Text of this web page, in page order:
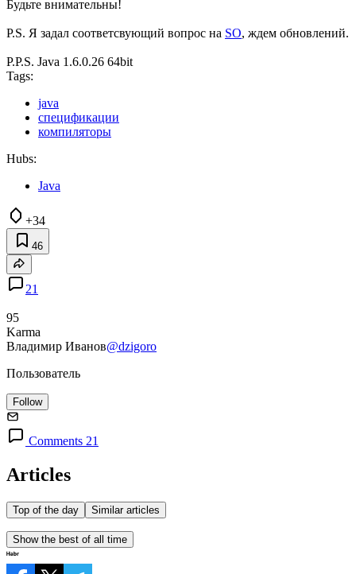
Будьте внимательны!
P.S. Я задал соответсвующий вопрос на SO, ждем обновлений.
P.P.S. Java 1.6.0.26 64bit
Tags:
java
спецификации
компиляторы
Hubs:
Java
+34
46
21
95
Karma
Владимир Иванов@dzigoro
Пользователь
Follow
Comments 21
Articles
Top of the day Similar articles
Show the best of all time